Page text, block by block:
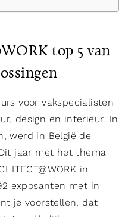
top 5 van
voor vakspecialisten
design en interieur. In
werd in België de
jaar met het thema
in
exposanten met in
je voorstellen, dat